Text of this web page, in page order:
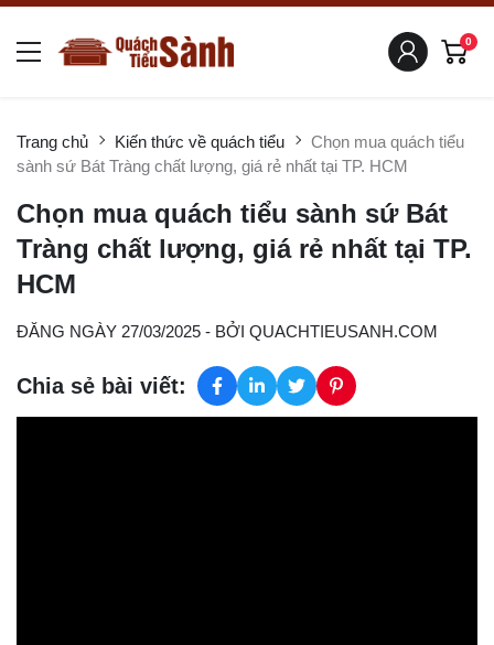
0
Trang chủ Kiến thức về quách tiểu
Chọn mua quách tiểu
sành sứ Bát Tràng chất lượng, giá rẻ nhất tại TP. HCM
Chọn mua quách tiểu sành sứ Bát
Tràng chất lượng, giá rẻ nhất tại TP.
HCM
ĐĂNG NGÀY 27/03/2025 - BỞI QUACHTIEUSANH.COM
Chia sẻ bài viết: